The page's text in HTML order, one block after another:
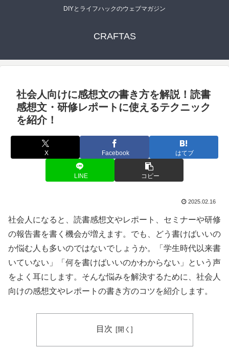
DIYとライフハックのウェブマガジン
CRAFTAS
社会人向けに感想文の書き方を解説！読書
感想文・研修レポートに使えるテクニック
を紹介！
X Facebook はてブ
LINE コピー
2025.02.16
社会人になると、読書感想文やレポート、セミナーや研修
の報告書を書く機会が増えます。でも、どう書けばいいの
か悩む人も多いのではないでしょうか。「学生時代以来書
いていない」「何を書けばいいのかわからない」という声
をよく耳にします。そんな悩みを解決するために、社会人
向けの感想文やレポートの書き方のコツを紹介します。
目次